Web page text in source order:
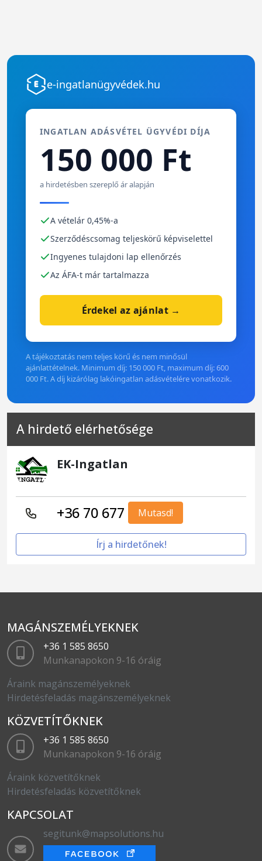
e-ingatlanügyvédek.hu
INGATLAN ADÁSVÉTEL ÜGYVÉDI DÍJA
150 000 Ft
a hirdetésben szereplő ár alapján
A vételár 0,45%-a
Szerződéscsomag teljeskörű képviselettel
Ingyenes tulajdoni lap ellenőrzés
Az ÁFA-t már tartalmazza
Érdekel az ajánlat →
A tájékoztatás nem teljes körű és nem minősül
ajánlattételnek. Minimum díj: 150 000 Ft, maximum díj: 600
000 Ft. A díj kizárólag lakóingatlan adásvételére vonatkozik.
A hirdető elérhetősége
EK-Ingatlan
+36 70 677 Mutasd!
Írj a hirdetőnek!
MAGÁNSZEMÉLYEKNEK
+36 1 585 8650
Munkanapokon 9-16 óráig
Áraink magánszemélyeknek
Hirdetésfeladás magánszemélyeknek
KÖZVETÍTŐKNEK
+36 1 585 8650
Munkanapokon 9-16 óráig
Áraink közvetítőknek
Hirdetésfeladás közvetítőknek
KAPCSOLAT
segitunk@mapsolutions.hu